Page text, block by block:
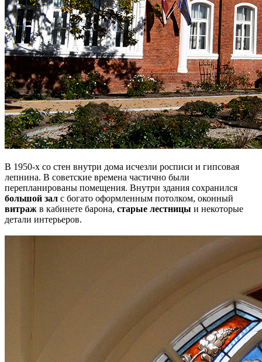
В 1950-х со стен внутри дома исчезли росписи и гипсовая
лепнина. В советские времена частично были
перепланированы помещения. Внутри здания сохранился
большой зал с богато оформленным потолком, оконный
витраж в кабинете барона, старые лестницы и некоторые
детали интерьеров.